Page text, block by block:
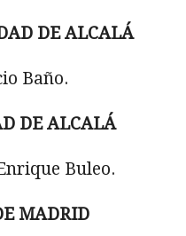
DE ALCALÁ
Baño.
DE ALCALÁ
Buleo.
MADRID